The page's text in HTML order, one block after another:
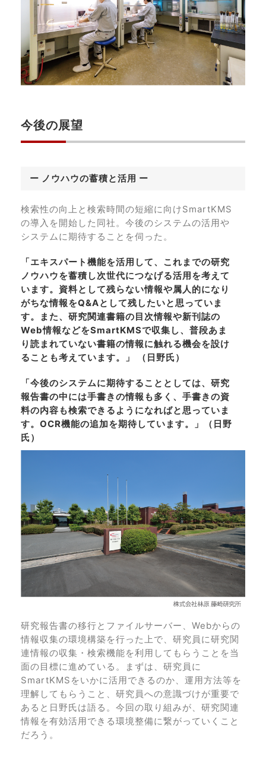
今後の展望
ー ノウハウの蓄積と活用 ー
検索性の向上と検索時間の短縮に向けSmartKMS
の導入を開始した同社。今後のシステムの活用や
システムに期待することを伺った。
「エキスパート機能を活用して、これまでの研究
ノウハウを蓄積し次世代につなげる活用を考えて
います。資料として残らない情報や属人的になり
がちな情報をQ&Aとして残したいと思っていま
す。また、研究関連書籍の目次情報や新刊誌の
Web情報などをSmartKMSで収集し、普段あま
り読まれていない書籍の情報に触れる機会を設け
ることも考えています。」 （日野氏）
「今後のシステムに期待することとしては、研究
報告書の中には手書きの情報も多く、手書きの資
料の内容も検索できるようになればと思っていま
す。OCR機能の追加を期待しています。」（日野
氏）
研究報告書の移行とファイルサーバー、Webからの
情報収集の環境構築を行った上で、研究員に研究関
連情報の収集・検索機能を利用してもらうことを当
面の目標に進めている。まずは、研究員に
SmartKMSをいかに活用できるのか、運用方法等を
理解してもらうこと、研究員への意識づけが重要で
あると日野氏は語る。今回の取り組みが、研究関連
情報を有効活用できる環境整備に繋がっていくこと
だろう。